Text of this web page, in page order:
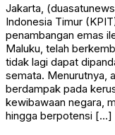
Jakarta,
Indonesia Timur
penambangan emas
Maluku, telah
tidak lagi dapat
semata. Menurutnya,
berdampak pada
kewibawaan negara,
hingga berpotensi […]